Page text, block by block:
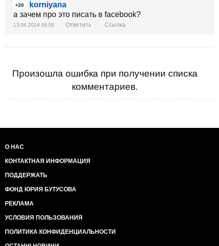
+20
korniyana
а зачем про это писать в facebook?
13.04.2014 08:58 Ответить Ссылка
Произошла ошибка при получении списка
комментариев.
О НАС
КОНТАКТНАЯ ИНФОРМАЦИЯ
ПОДДЕРЖАТЬ
ФОНД ЮРИЯ БУТУСОВА
РЕКЛАМА
УСЛОВИЯ ПОЛЬЗОВАНИЯ
ПОЛИТИКА КОНФИДЕНЦИАЛЬНОСТИ